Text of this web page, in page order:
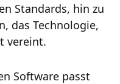
Standards, hin zu
das Technologie,
vereint.
Software passt